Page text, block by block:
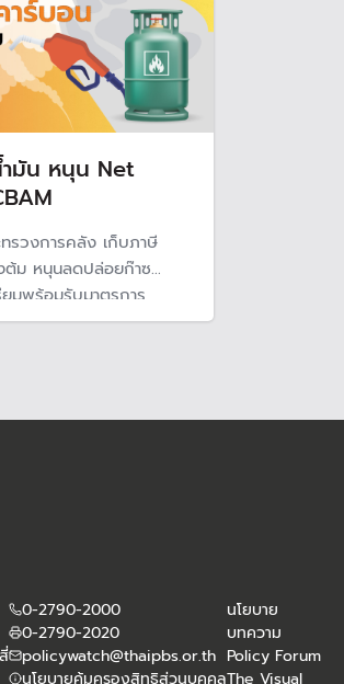
ำมัน หนุน Net
รวงการคลัง เก็บภาษี
ต้ม หนุนลดปล่อยก๊าซ
มพร้อมรับมาตรการ
ะเทศ กรมสรรพสามิตยัน
0-2790-2000
0-2790-2020
policywatch@thaipbs.or.th
นโยบายคุ้มครองสิทธิส่วนบุคคล
นโยบาย
บทความ
Policy Forum
The Visual